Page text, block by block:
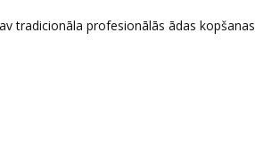
tradicionāla profesionālās ādas kopšanas